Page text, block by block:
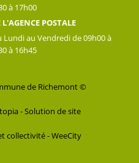
à 17h00
POSTALE
au Vendredi de 09h00 à
à 16h45
de Richemont ©
-Solution de site
collectivité - WeeCity